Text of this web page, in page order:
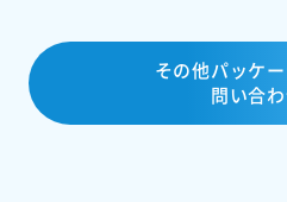
その他パッケ
問い合